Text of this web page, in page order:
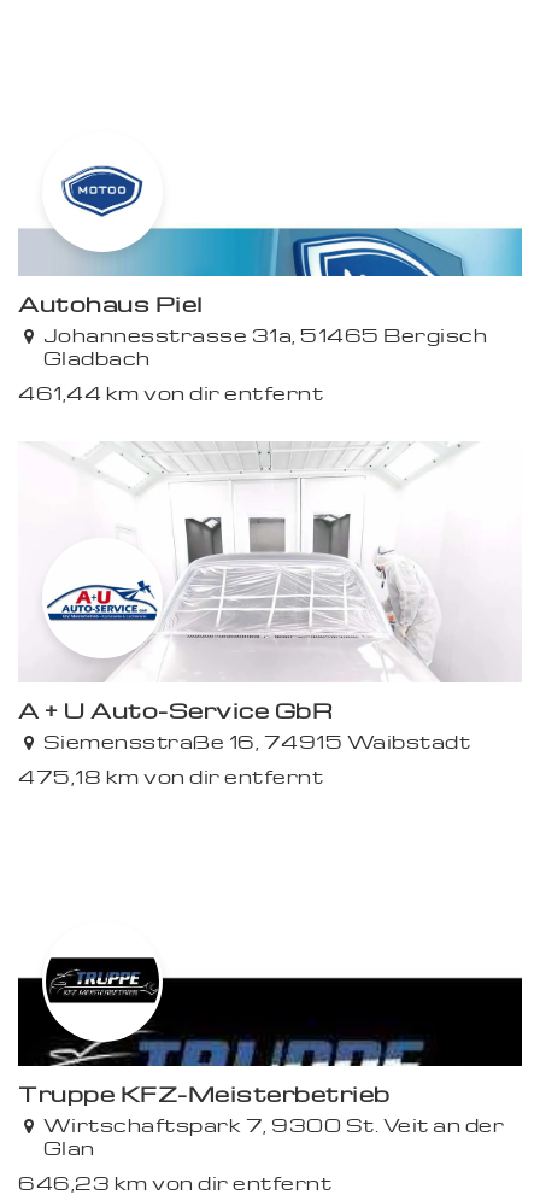
Autohaus Piel
Johannesstrasse 31a, 51465 Bergisch
Gladbach
461,44 km von dir entfernt
Premium
A + U Auto-Service GbR
Siemensstraße 16, 74915 Waibstadt
475,18 km von dir entfernt
Truppe KFZ-Meisterbetrieb
Wirtschaftspark 7, 9300 St. Veit an der
Glan
646,23 km von dir entfernt